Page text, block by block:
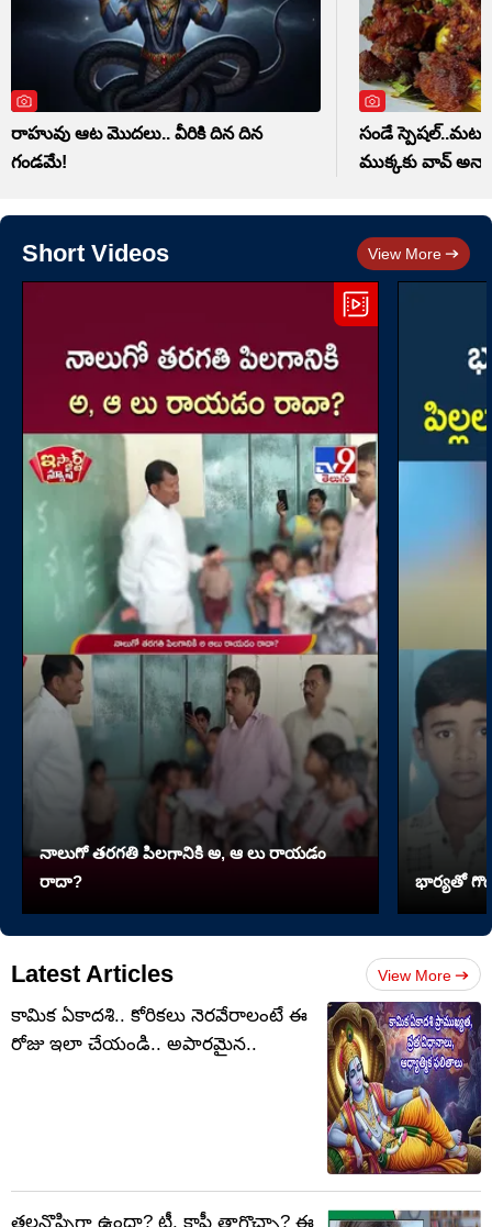
రాహువు ఆట మొదలు.. వీరికి దిన దిన
గండమే!
సండే స్పెషల్..మటన్
ముక్కకు వావ్
Short Videos View More
నాలుగో త‌ర‌గతి పిలగానికి అ, ఆ లు రాయ‌డం
రాదా?
భార్యతో
Latest Articles View More
కామిక ఏకాదశి.. కోరికలు నెరవేరాలంటే ఈ
రోజు ఇలా చేయండి.. అపారమైన..
తలనొప్పిగా ఉందా? టీ, కాఫీ తాగొచ్చా? ఈ